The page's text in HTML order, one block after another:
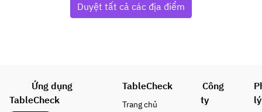
Duyệt tất cả các địa điểm
Ứng dụng
TableCheck
TableCheck
Trang chủ
Công
ty
lý